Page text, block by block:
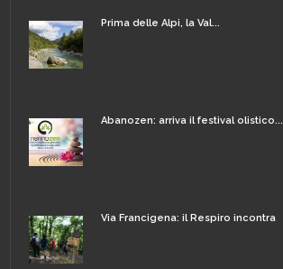
Prima delle Alpi, la Val...
Abanozen: arriva il festival olistico...
Via Francigena: il Respiro incontra